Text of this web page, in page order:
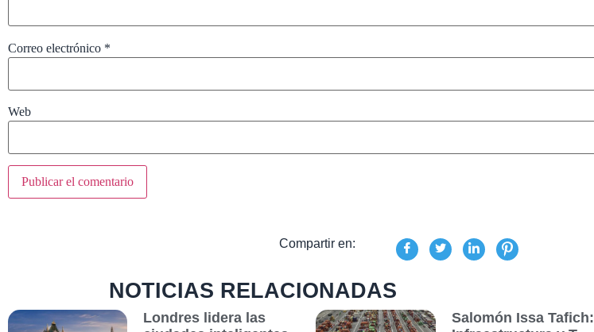
Correo electrónico *
Web
Compartir en:
NOTICIAS RELACIONADAS
Londres lidera las
Salomón Issa Tafich: